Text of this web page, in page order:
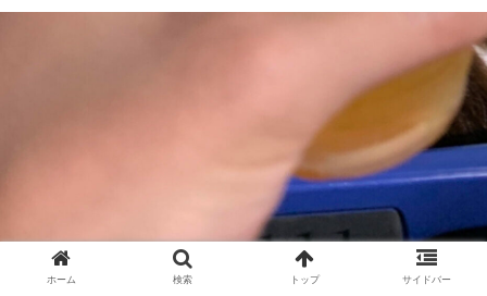
ホーム 検索 トップ サイドバー